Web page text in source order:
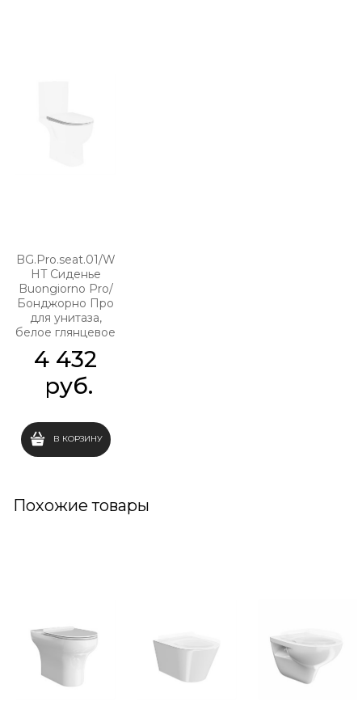
BG.Pro.seat.01/W
HT Сиденье
Buongiorno Pro/
Бонджорно Про
для унитаза,
белое глянцевое
4 432
руб.
В КОРЗИНУ
Похожие товары